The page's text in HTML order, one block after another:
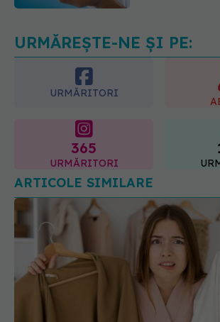
URMĂREȘTE-NE ȘI PE:
URMĂRITORI
365
URMĂRITORI
ARTICOLE SIMILARE